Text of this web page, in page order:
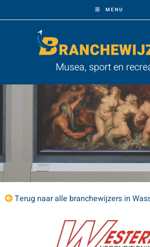
MENU
Musea, sport en
Terug naar alle branchewijzers in